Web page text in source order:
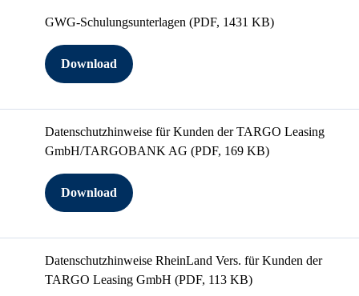
GWG-Schulungsunterlagen (PDF, 1431 KB)
Download
Datenschutzhinweise für Kunden der TARGO Leasing
GmbH/TARGOBANK AG (PDF, 169 KB)
Download
Datenschutzhinweise RheinLand Vers. für Kunden der
TARGO Leasing GmbH (PDF, 113 KB)